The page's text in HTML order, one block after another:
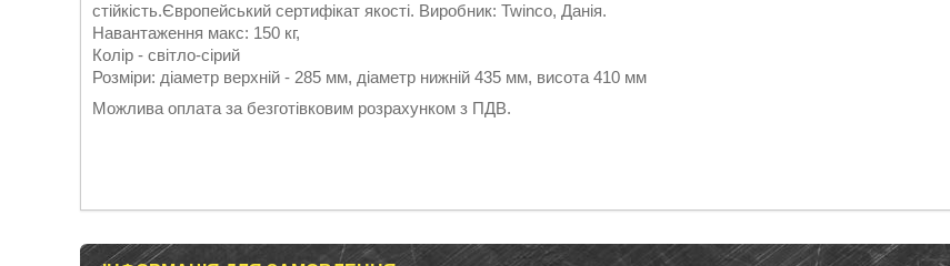
стійкість.Європейський сертифікат якості. Виробник: Twinco, Данія.
Навантаження макс: 150 кг,
Колір - світло-сірий
Розміри: діаметр верхній - 285 мм, діаметр нижній 435 мм, висота 410 мм
Можлива оплата за безготівковим розрахунком з ПДВ.